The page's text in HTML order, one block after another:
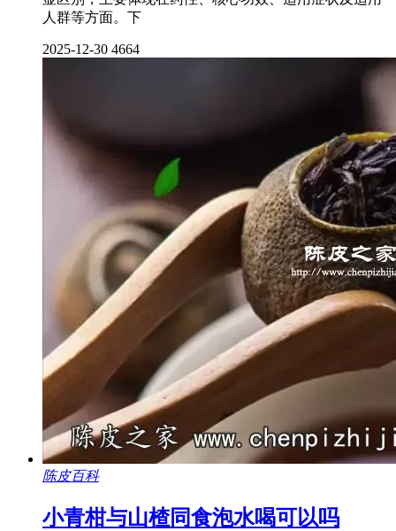
人群等方面。下
2025-12-30 4664
陈皮百科
小青柑与山楂同食泡水喝可以吗